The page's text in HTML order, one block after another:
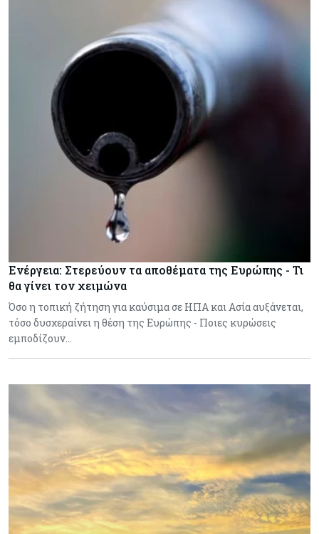
Ενέργεια: Στερεύουν τα αποθέματα της Ευρώπης - Τι
θα γίνει τον χειμώνα
Όσο η τοπική ζήτηση για καύσιμα σε ΗΠΑ και Ασία αυξάνεται,
τόσο δυσχεραίνει η θέση της Ευρώπης - Ποιες κυρώσεις
εμποδίζουν…